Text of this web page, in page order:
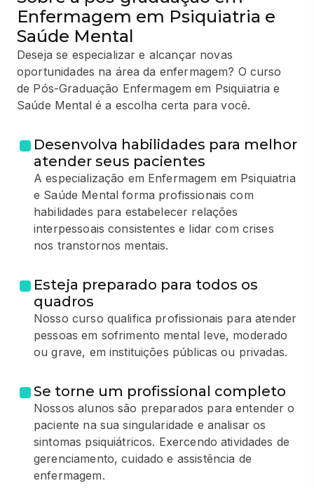
Enfermagem em Psiquiatria e
Saúde Mental
Deseja se especializar e alcançar novas
oportunidades na área da enfermagem? O curso
de Pós-Graduação Enfermagem em Psiquiatria e
Saúde Mental é a escolha certa para você.
Desenvolva habilidades para melhor
atender seus pacientes
A especialização em Enfermagem em Psiquiatria
e Saúde Mental forma profissionais com
habilidades para estabelecer relações
interpessoais consistentes e lidar com crises
nos transtornos mentais.
Esteja preparado para todos os
quadros
Nosso curso qualifica profissionais para atender
pessoas em sofrimento mental leve, moderado
ou grave, em instituições públicas ou privadas.
Se torne um profissional completo
Nossos alunos são preparados para entender o
paciente na sua singularidade e analisar os
sintomas psiquiátricos. Exercendo atividades de
gerenciamento, cuidado e assistência de
enfermagem.